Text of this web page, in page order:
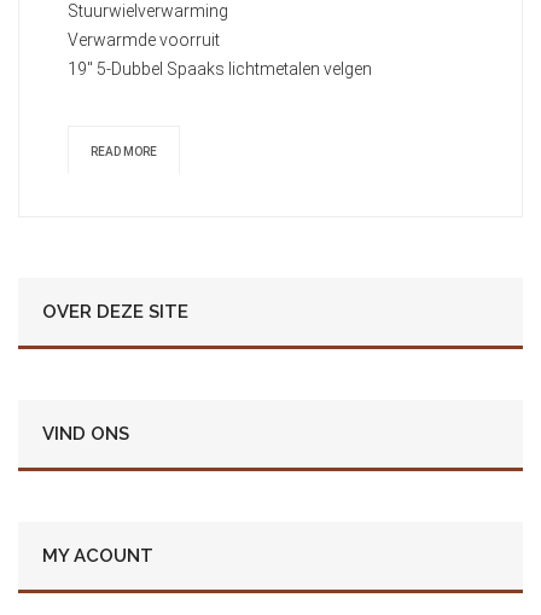
Stuurwielverwarming
Verwarmde voorruit
19" 5-Dubbel Spaaks lichtmetalen velgen
READ MORE
OVER DEZE SITE
VIND ONS
MY ACOUNT